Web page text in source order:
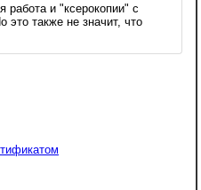
работа и "ксерокопии" с
это также не значит, что